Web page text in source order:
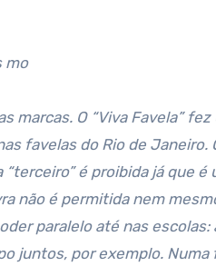
mo
favelas do Rio de Janeiro.
é proibida já que é
não é permitida nem
paralelo até nas
juntos, por exemplo. Numa